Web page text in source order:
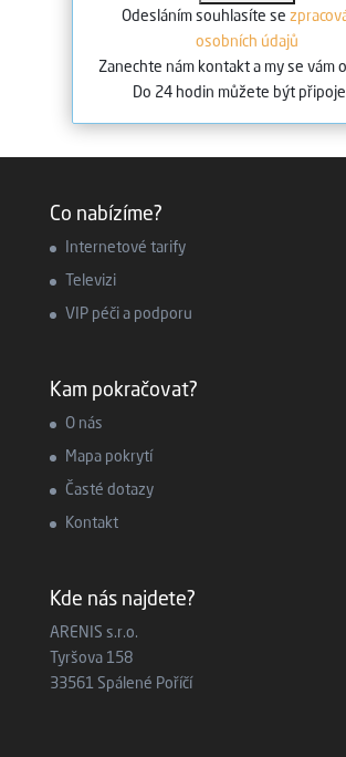
Odesláním souhlasíte se
osobních údajů
Zanechte nám kontakt a my se vám
Do 24 hodin můžete být
Co nabízíme?
Internetové tarify
Televizi
VIP péči a podporu
Kam pokračovat?
O nás
Mapa pokrytí
Časté dotazy
Kontakt
Kde nás najdete?
ARENIS s.r.o.
Tyršova 158
33561 Spálené Poříčí